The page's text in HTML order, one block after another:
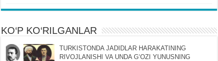
KO‘P KO‘RILGANLAR
TURKISTONDA JADIDLAR HARAKATINING
RIVOJLANISHI VA UNDA GʻOZI YUNUSNING